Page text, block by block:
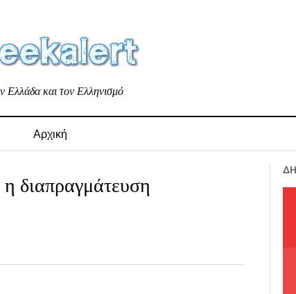
Ελλάδα και τον Ελληνισμό
Αρχική
διαπραγμάτευση